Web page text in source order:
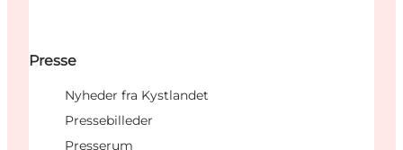
Presse
Nyheder fra Kystlandet
Pressebilleder
Presserum